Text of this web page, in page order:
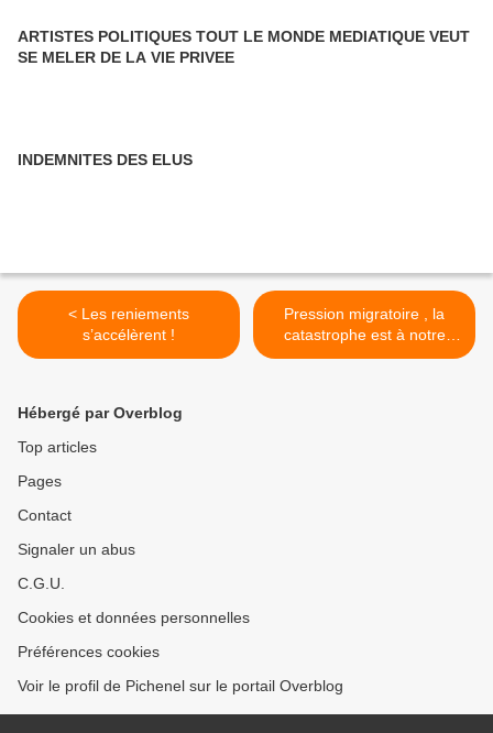
ARTISTES POLITIQUES TOUT LE MONDE MEDIATIQUE VEUT
SE MELER DE LA VIE PRIVEE
INDEMNITES DES ELUS
< Les reniements
s’accélèrent !
Pression migratoire , la
catastrophe est à notre
porte >
Hébergé par Overblog
Top articles
Pages
Contact
Signaler un abus
C.G.U.
Cookies et données personnelles
Préférences cookies
Voir le profil de Pichenel sur le portail Overblog